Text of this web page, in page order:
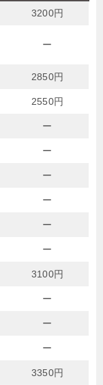
3200円
ー
2850円
2550円
ー
ー
ー
ー
ー
ー
3100円
ー
ー
ー
3350円